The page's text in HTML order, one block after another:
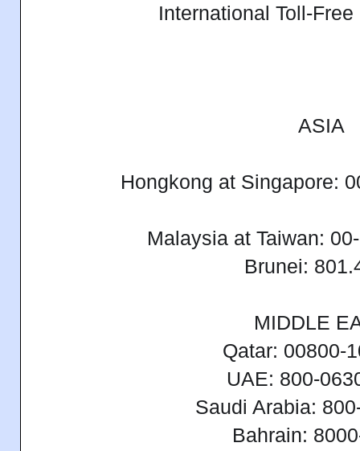
International Toll-
ASIA
Hongkong at Singapore:
Malaysia at Taiwan:
Brunei:
MIDDLE
Qatar: 00800-
UAE: 800-
Saudi Arabia:
Bahrain: